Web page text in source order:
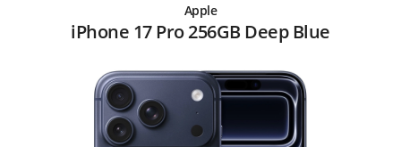
Apple
iPhone 17 Pro 256GB Deep Blue